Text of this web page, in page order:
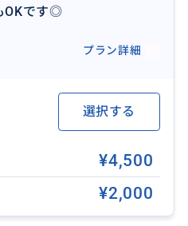
り】
あがります！
もご安心です！
OKです◎
プラン詳細
選択する
¥4,500
¥2,000